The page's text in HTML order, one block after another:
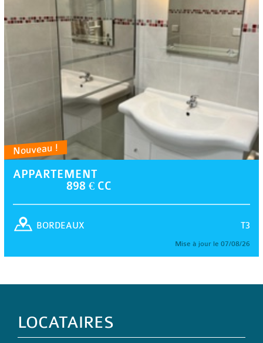
Nouveau !
APPARTEMENT
898 € CC
T3
BORDEAUX
Mise à jour le 07/08/26
LOCATAIRES